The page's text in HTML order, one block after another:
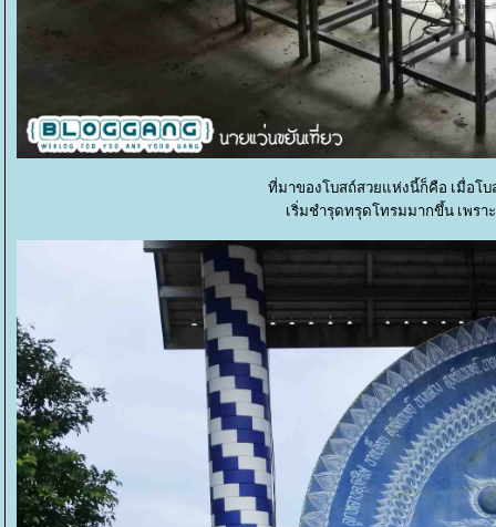
ที่มาของโบสถ์สวยแห่งนี้ก็คือ เมื่อโ
เริ่มชำรุดทรุดโทรมมากขึ้น เพร